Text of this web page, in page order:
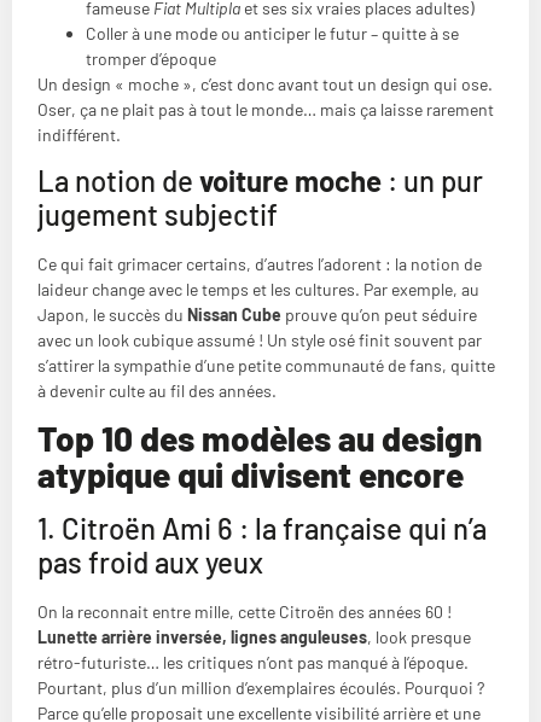
fameuse Fiat Multipla et ses six vraies places adultes)
Coller à une mode ou anticiper le futur – quitte à se
tromper d’époque
Un design « moche », c’est donc avant tout un design qui ose.
Oser, ça ne plait pas à tout le monde… mais ça laisse rarement
indifférent.
La notion de voiture moche : un pur
jugement subjectif
Ce qui fait grimacer certains, d’autres l’adorent : la notion de
laideur change avec le temps et les cultures. Par exemple, au
Japon, le succès du Nissan Cube prouve qu’on peut séduire
avec un look cubique assumé ! Un style osé finit souvent par
s’attirer la sympathie d’une petite communauté de fans, quitte
à devenir culte au fil des années.
Top 10 des modèles au design
atypique qui divisent encore
1. Citroën Ami 6 : la française qui n’a
pas froid aux yeux
On la reconnait entre mille, cette Citroën des années 60 !
Lunette arrière inversée, lignes anguleuses, look presque
rétro-futuriste… les critiques n’ont pas manqué à l’époque.
Pourtant, plus d’un million d’exemplaires écoulés. Pourquoi ?
Parce qu’elle proposait une excellente visibilité arrière et une